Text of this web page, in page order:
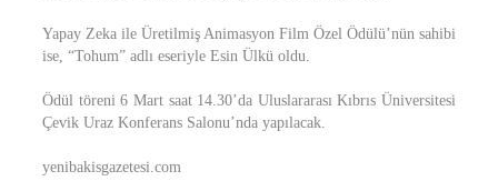
Yapay Zeka ile Üretilmiş Animasyon Film Özel Ödülü’nün sahibi
ise, “Tohum” adlı eseriyle Esin Ülkü oldu.
Ödül töreni 6 Mart saat 14.30’da Uluslararası Kıbrıs Üniversitesi
Çevik Uraz Konferans Salonu’nda yapılacak.
yenibakisgazetesi.com